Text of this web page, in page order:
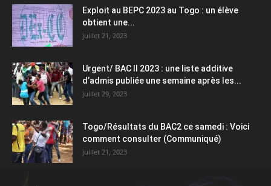
Exploit au BEPC 2023 au Togo : un élève
obtient une...
juillet 21, 2023
Urgent/ BAC II 2023 : une liste additive
d’admis publiée une semaine après les...
juillet 29, 2023
Togo/Résultats du BAC2 ce samedi : Voici
comment consulter (Communiqué)
juillet 21, 2023